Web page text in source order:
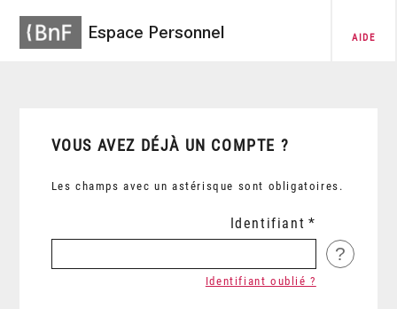
Espace Personnel AIDE
VOUS AVEZ DÉJÀ UN COMPTE ?
Les champs avec un astérisque sont obligatoires.
Identifiant
?
Identifiant oublié ?